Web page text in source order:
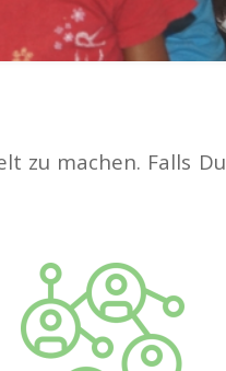
zu machen. Falls Du